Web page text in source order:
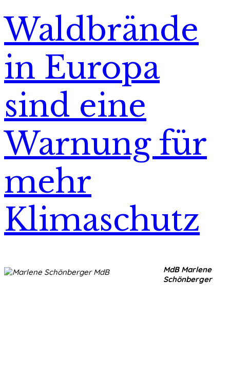
Waldbrände
in Europa
sind eine
Warnung für
mehr
Klimaschutz
MdB Marlene
Schönberger